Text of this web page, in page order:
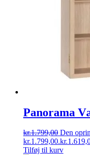
Panorama
kr.1.799,00 Den
kr.1.799,00.kr.
Tilføj til kurv